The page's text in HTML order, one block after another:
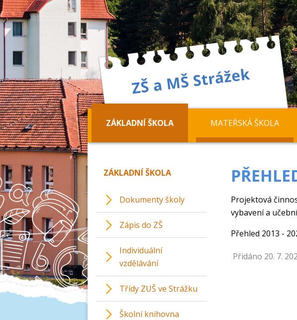
ZÁKLADNÍ ŠKOLA MATEŘSKÁ ŠKOLA
Projektová
vybavení a
Přehled 2013 -
Přidáno 20. 7.
ZÁKLADNÍ ŠKOLA
Dokumenty školy
Zápis do ZŠ
Individuální
vzdělávání
Třídy ZUŠ ve Strážku
Školní knihovna